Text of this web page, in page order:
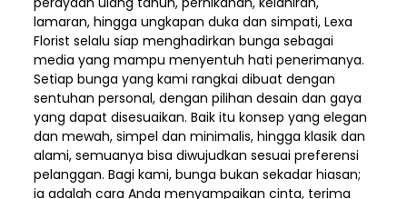
lamaran, hingga ungkapan duka dan simpati, Lexa
Florist selalu siap menghadirkan bunga sebagai
media yang mampu menyentuh hati penerimanya.
Setiap bunga yang kami rangkai dibuat dengan
sentuhan personal, dengan pilihan desain dan gaya
yang dapat disesuaikan. Baik itu konsep yang elegan
dan mewah, simpel dan minimalis, hingga klasik dan
alami, semuanya bisa diwujudkan sesuai preferensi
pelanggan. Bagi kami, bunga bukan sekadar hiasan;
ia adalah cara Anda menyampaikan cinta, terima